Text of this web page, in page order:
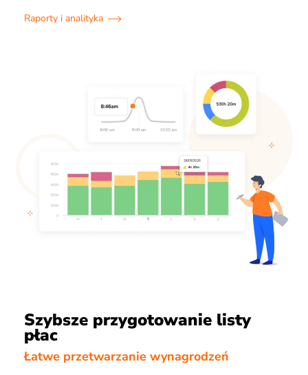
Raporty i analityka
Szybsze przygotowanie listy
płac
Łatwe przetwarzanie wynagrodzeń